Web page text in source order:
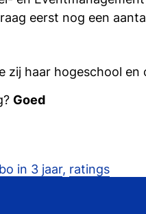
eerst nog een
zij haar hogeschool en
Goed
in 3 jaar, ratings